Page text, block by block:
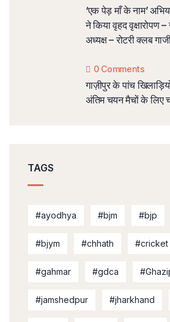
‘एक पेड़ माँ के नाम’
ने किया वृहद वृक्षारोपण –
अध्यक्ष – रोटरी क्लब
0 Comments
गाज़ीपुर के पांच
अंतिम चयन मैचों के लिए
TAGS
#ayodhya #bjm #bjp
#bjym #chhath #cricket
#gahmar #gdca
#jamshedpur #jharkhand